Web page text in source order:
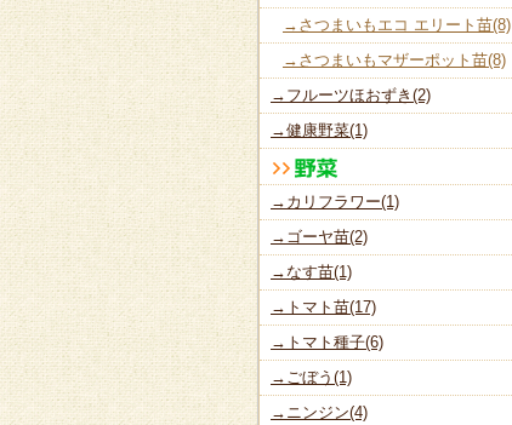
→さつまいもエコ エリート苗(8)
→さつまいもマザーポット苗(8)
→フルーツほおずき(2)
→健康野菜(1)
→カリフラワー(1)
→ゴーヤ苗(2)
→なす苗(1)
→トマト苗(17)
→トマト種子(6)
→ごぼう(1)
→ニンジン(4)